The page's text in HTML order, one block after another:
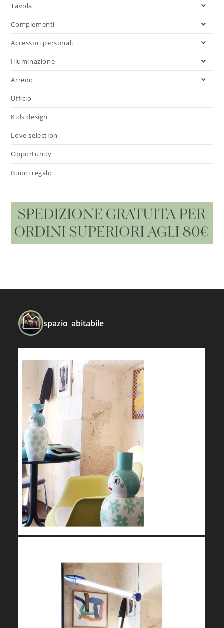
Tavola
Complementi
Accessori personali
Illuminazione
Arredo
Ufficio
Kids design
Love selection
Opportunity
Buoni regalo
spazio_abitabile